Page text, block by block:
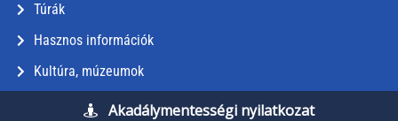
Túrák
Hasznos információk
Kultúra, múzeumok
Akadálymentességi nyilatkozat